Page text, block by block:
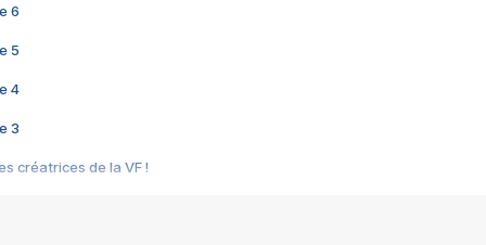
6
5
4
3
créatrices de la VF !